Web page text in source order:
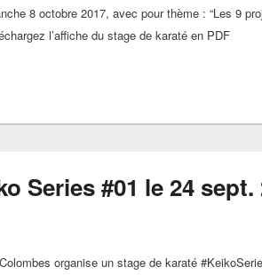
8 octobre 2017, avec pour thème : “Les 9
l’affiche du stage de karaté en PDF
Series #01 le 24 sept.
organise un stage de karaté